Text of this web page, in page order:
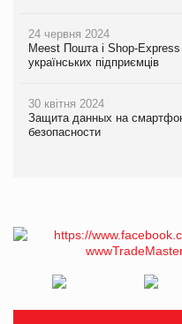
24 червня 2024
Meest Пошта і Shop-
українських підприємців
30 квітня 2024
Защита данных на
безопасности